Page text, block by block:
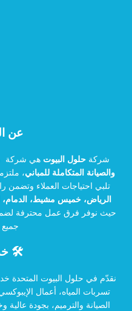
عن
شركةحلول البيوت هي شركة
والصيانة المتكاملة للمباني،
تلبي احتياجات العملاء وتضمن
الرياض، خميس مشيط، الدمام،
حيث نوفر فرق عمل محترفة
جميع
🛠️
نقدّم في حلول البيوت المتحدة
تسربات المياه، أعمال
الصيانة والترميم، بجودة